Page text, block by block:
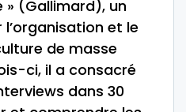
» (Gallimard), un
et le
de masse
ci, il a consacré
dans 30